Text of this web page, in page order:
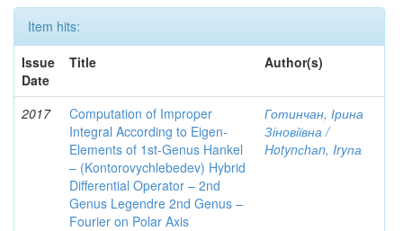
Item hits:
Issue
Date
Title Author(s)
2017
Computation of Improper
Integral According to Eigen-
Elements of 1st-Genus Hankel
– (Kontorovychlebedev) Hybrid
Differential Operator – 2nd
Genus Legendre 2nd Genus –
Fourier on Polar Axis
Готинчан, Ірина
Зіновіївна /
Hotynсhаn, Iryпа